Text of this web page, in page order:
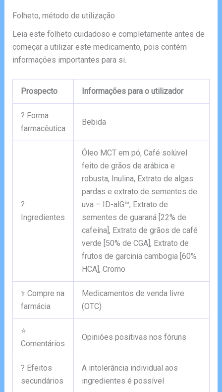
Folheto, método de utilização
Leia este folheto cuidadoso e completamente antes de
começar a utilizar este medicamento, pois contém
informações importantes para si.
Prospecto Informações para o utilizador
? Forma
farmacêutica
Bebida
?
Ingredientes
Óleo MCT em pó, Café solúvel
feito de grãos de arábica e
robusta, Inulina, Extrato de algas
pardas e extrato de sementes de
uva – ID-alG™, Extrato de
sementes de guaraná [22% de
cafeína], Extrato de grãos de café
verde [50% de CGA], Extrato de
frutos de garcinia cambogia [60%
HCA], Cromo
⚕️ Compre na
farmácia
Medicamentos de venda livre
(OTC)
⭐
Comentários
Opiniões positivas nos fóruns
? Efeitos
secundários
A intolerância individual aos
ingredientes é possível